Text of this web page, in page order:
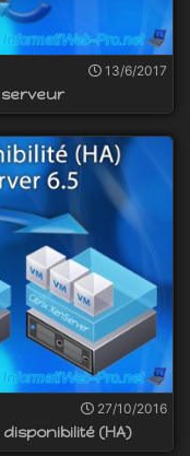
13/6/2017
serveur
27/10/2016
(HA)